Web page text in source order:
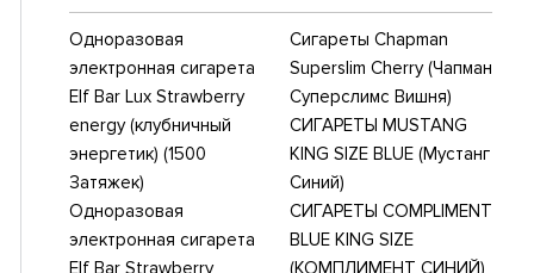
Одноразовая
электронная сигарета
Elf Bar Lux Strawberry
energy (клубничный
энергетик) (1500
Затяжек)
Одноразовая
электронная сигарета
Elf Bar Strawberry
Сигареты Chapman
Superslim Cherry (Чапман
Суперслимс Вишня)
СИГАРЕТЫ MUSTANG
KING SIZE BLUE (Мустанг
Синий)
СИГАРЕТЫ COMPLIMENT
BLUE KING SIZE
(КОМПЛИМЕНТ СИНИЙ)